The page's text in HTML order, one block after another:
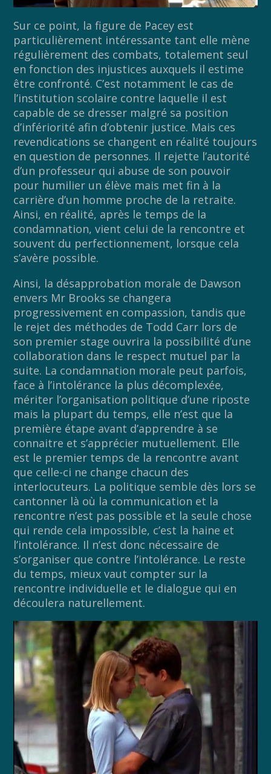
Sur ce point, la figure de Pacey est
particulièrement intéressante tant elle mène
régulièrement des combats, totalement seul
en fonction des injustices auxquels il estime
être confronté. C’est notamment le cas de
l’institution scolaire contre laquelle il est
capable de se dresser malgré sa position
d’infériorité afin d’obtenir justice. Mais ces
revendications se changent en réalité toujours
en question de personnes. Il rejette l’autorité
d’un professeur qui abuse de son pouvoir
pour humilier un élève mais met fin à la
carrière d’un homme proche de la retraite.
Ainsi, en réalité, après le temps de la
condamnation, vient celui de la rencontre et
souvent du perfectionnement, lorsque cela
s’avère possible.
Ainsi, la désapprobation morale de Dawson
envers Mr Brooks se changera
progressivement en compassion, tandis que
le rejet des méthodes de Todd Carr lors de
son premier stage ouvrira la possibilité d’une
collaboration dans le respect mutuel par la
suite. La condamnation morale peut parfois,
face à l’intolérance la plus décomplexée,
mériter l’organisation politique d’une riposte
mais la plupart du temps, elle n’est que la
première étape avant d’apprendre à se
connaitre et s’apprécier mutuellement. Elle
est le premier temps de la rencontre avant
que celle-ci ne change chacun des
interlocuteurs. La politique semble dès lors se
cantonner là où la communication et la
rencontre n’est pas possible et la seule chose
qui rende cela impossible, c’est la haine et
l’intolérance. Il n’est donc nécessaire de
s’organiser que contre l’intolérance. Le reste
du temps, mieux vaut compter sur la
rencontre individuelle et le dialogue qui en
découlera naturellement.